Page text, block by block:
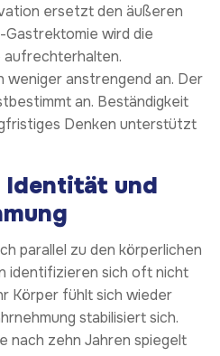
ersetzt den äußeren
wird die
weniger anstrengend an. Der
an. Beständigkeit
Denken unterstützt
Identität und
parallel zu den körperlichen
identifizieren sich oft nicht
Körper fühlt sich wieder
stabilisiert sich.
nach zehn Jahren spiegelt